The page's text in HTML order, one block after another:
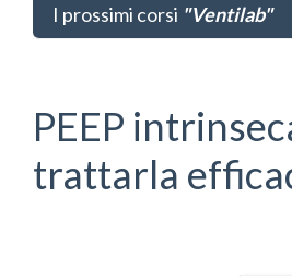
I prossimi corsi "Ventilab"
PEEP
trattarla